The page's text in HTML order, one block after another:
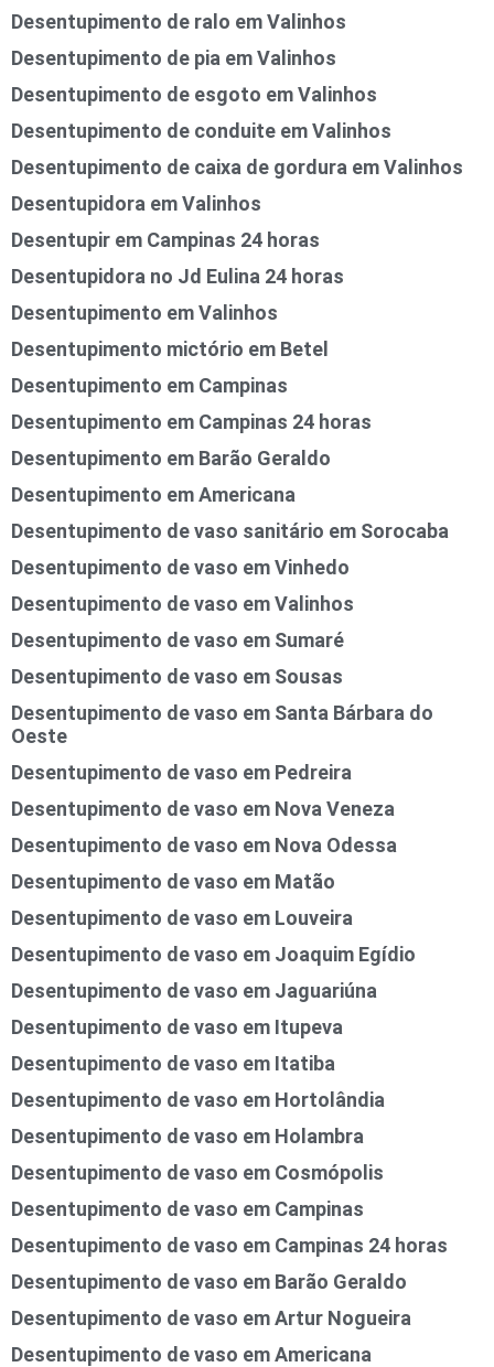
Desentupimento de ralo em Valinhos
Desentupimento de pia em Valinhos
Desentupimento de esgoto em Valinhos
Desentupimento de conduite em Valinhos
Desentupimento de caixa de gordura em Valinhos
Desentupidora em Valinhos
Desentupir em Campinas 24 horas
Desentupidora no Jd Eulina 24 horas
Desentupimento em Valinhos
Desentupimento mictório em Betel
Desentupimento em Campinas
Desentupimento em Campinas 24 horas
Desentupimento em Barão Geraldo
Desentupimento em Americana
Desentupimento de vaso sanitário em Sorocaba
Desentupimento de vaso em Vinhedo
Desentupimento de vaso em Valinhos
Desentupimento de vaso em Sumaré
Desentupimento de vaso em Sousas
Desentupimento de vaso em Santa Bárbara do
Oeste
Desentupimento de vaso em Pedreira
Desentupimento de vaso em Nova Veneza
Desentupimento de vaso em Nova Odessa
Desentupimento de vaso em Matão
Desentupimento de vaso em Louveira
Desentupimento de vaso em Joaquim Egídio
Desentupimento de vaso em Jaguariúna
Desentupimento de vaso em Itupeva
Desentupimento de vaso em Itatiba
Desentupimento de vaso em Hortolândia
Desentupimento de vaso em Holambra
Desentupimento de vaso em Cosmópolis
Desentupimento de vaso em Campinas
Desentupimento de vaso em Campinas 24 horas
Desentupimento de vaso em Barão Geraldo
Desentupimento de vaso em Artur Nogueira
Desentupimento de vaso em Americana